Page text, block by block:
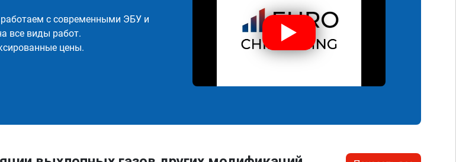
с современными ЭБУ и
все виды работ.
цены.